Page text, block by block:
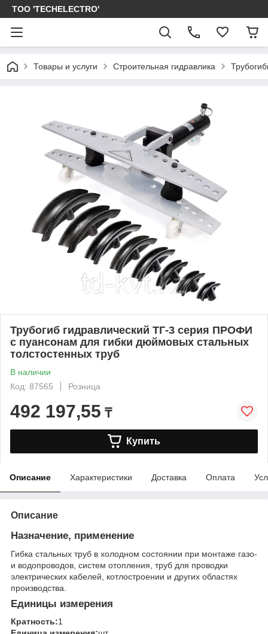
ТОО 'TECHELECTRO'
Товары и услуги Строительная гидравлика
Трубогиб гидравлический ТГ-3 серия ПРОФИ
с пуансонам для гибки дюймовых стальных
толстостенных труб
В наличии
Код: 87565
Розница
492 197,55 ₸
Купить
Описание Характеристики Доставка Оплата
Описание
Назначение, применение
Гибка стальных труб в холодном состоянии при монтаже газо-
и водопроводов, систем отопления, труб для проводки
электрических кабелей, котлостроении и других областях
производства.
Единицы измерения
Кратность:1